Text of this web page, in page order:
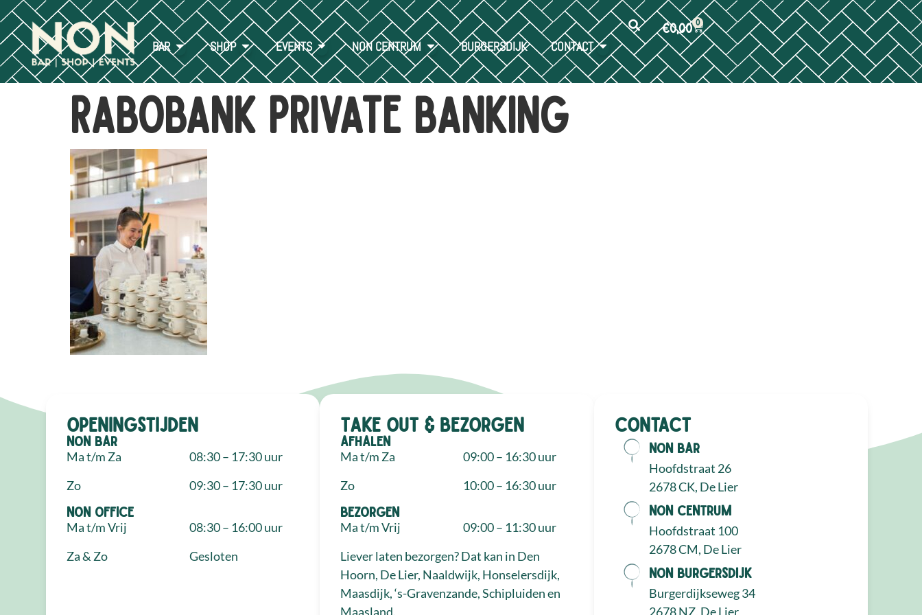
BAR SHOP EVENTS NON CENTRUM BURGERSDIJK CONTACT
€0,00 0
Rabobank Private Banking
Openingstijden
NON Bar
Ma t/m Za
Zo
08:30 – 17:30 uur
09:30 – 17:30 uur
NON Office
Ma t/m Vrij
Za & Zo
08:30 – 16:00 uur
Gesloten
Take out & bezorgen
Afhalen
Ma t/m Za
Zo
09:00 – 16:30 uur
10:00 – 16:30 uur
Bezorgen
Ma t/m Vrij
09:00 – 11:30 uur
Liever laten bezorgen? Dat kan in Den
Hoorn, De Lier, Naaldwijk, Honselersdijk,
Maasdijk, ‘s-Gravenzande, Schipluiden en
Maasland.
Contact
NON Bar
Hoofdstraat 26
2678 CK, De Lier
NON Centrum
Hoofdstraat 100
2678 CM, De Lier
NON Burgersdijk
Burgerdijkseweg 34
2678 NZ, De Lier